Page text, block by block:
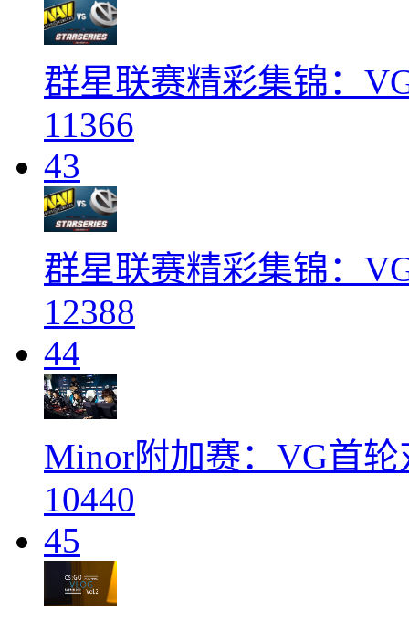
群星联赛精彩集锦：
11366
43
群星联赛精彩集锦：
12388
44
Minor附加赛：VG首
10440
45